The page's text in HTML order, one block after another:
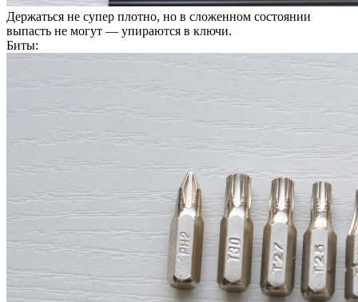
Держаться не супер плотно, но в сложенном состоянии
выпасть не могут — упираются в ключи.
Биты: